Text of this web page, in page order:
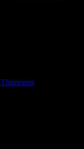
Thüringen